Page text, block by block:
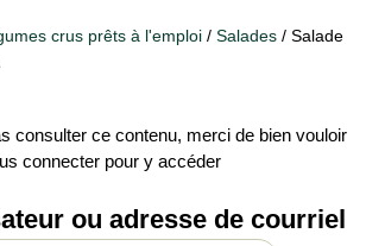
crus prêts à l'emploi / Salades / Salade
consulter ce contenu, merci de bien vouloir
connecter pour y accéder
ou adresse de courriel